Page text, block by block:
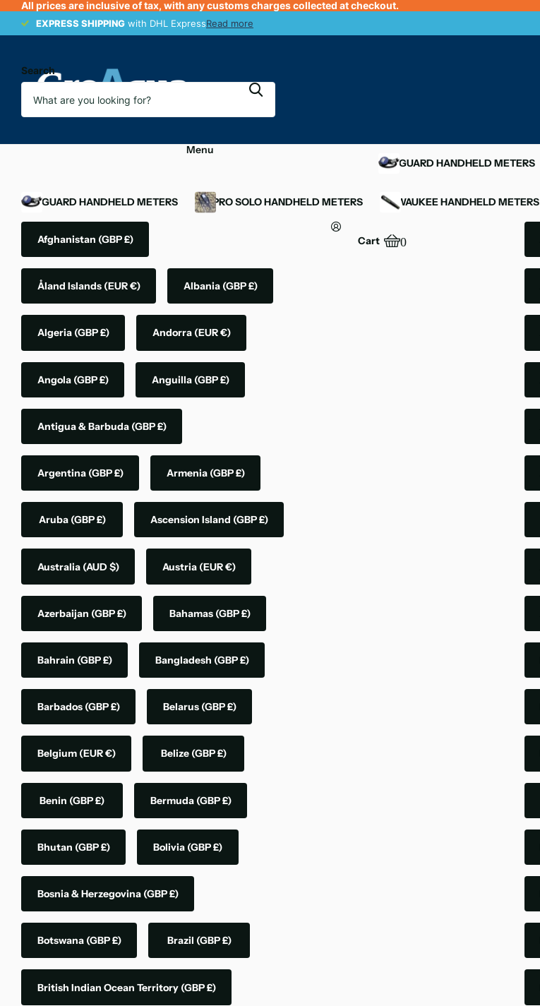
All prices are inclusive of tax, with any customs charges collected at checkout.
EXPRESS SHIPPING with DHL ExpressRead more
EXPRESS SHIPPING
Search
Menu
OXYGUARD HANDHELD METERS
OXYGUARD HANDHELD METERS YSI PRO SOLO HANDHELD METERS MILWAUKEE HANDHELD METERS
Afghanistan (GBP £)
Åland Islands (EUR €) Albania (GBP £)
Algeria (GBP £) Andorra (EUR €)
Angola (GBP £) Anguilla (GBP £)
Antigua & Barbuda (GBP £)
Argentina (GBP £) Armenia (GBP £)
Aruba (GBP £) Ascension Island (GBP £)
Australia (AUD $) Austria (EUR €)
Azerbaijan (GBP £) Bahamas (GBP £)
Bahrain (GBP £) Bangladesh (GBP £)
Barbados (GBP £) Belarus (GBP £)
Belgium (EUR €) Belize (GBP £)
Benin (GBP £) Bermuda (GBP £)
Bhutan (GBP £) Bolivia (GBP £)
Bosnia & Herzegovina (GBP £)
Botswana (GBP £) Brazil (GBP £)
British Indian Ocean Territory (GBP £)
Cart 0